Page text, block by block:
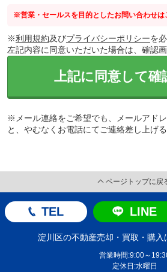
※営業・セールスを目的としたお問い合わせは
※利用規約及びプライバシーポリシーを
左記内容に同意いただいた場合は、確認画
上記に同意して確
※メール連絡をご希望でも、メールアド
と、やむなくお電話にてご連絡差し上げ
ページトップに戻
TEL LINE
淀川区の不動産売却・買取・購入
営業時間:9:00～
定休日:水曜日